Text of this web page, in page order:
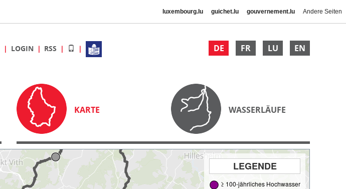
luxembourg.lu guichet.lu gouvernement.lu Andere Seiten
DE FR LU EN
LOGIN RSS
KARTE WASSERLÄUFE
LEGENDE
≥ 100-jährliches Hochwasser